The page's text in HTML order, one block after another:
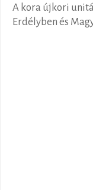
A kora újkori
Erdélyben és